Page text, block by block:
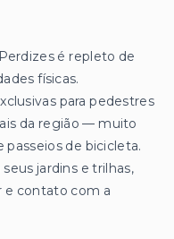
é repleto de
físicas.
para pedestres
da região — muito
passeios de bicicleta.
jardins e trilhas,
e contato com a